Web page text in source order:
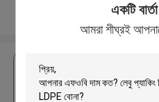
একটি
আমরা শীঘ্রই
আরো